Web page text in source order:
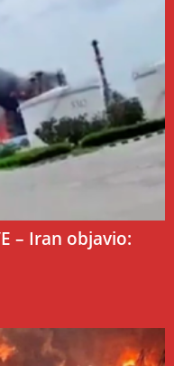
– Iran objavio: